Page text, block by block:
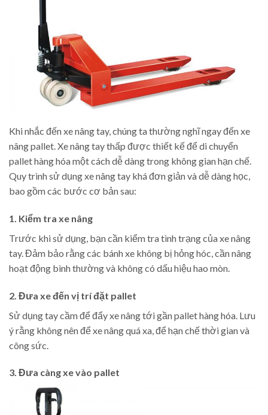
Khi nhắc đến xe nâng tay, chúng ta thường nghĩ ngay đến xe
nâng pallet. Xe nâng tay thấp được thiết kế để di chuyển
pallet hàng hóa một cách dễ dàng trong không gian hạn chế.
Quy trình sử dụng xe nâng tay khá đơn giản và dễ dàng học,
bao gồm các bước cơ bản sau:
1. Kiểm tra xe nâng
Trước khi sử dụng, bạn cần kiểm tra tình trạng của xe nâng
tay. Đảm bảo rằng các bánh xe không bị hỏng hóc, cần nâng
hoạt động bình thường và không có dấu hiệu hao mòn.
2. Đưa xe đến vị trí đặt pallet
Sử dụng tay cầm để đẩy xe nâng tới gần pallet hàng hóa. Lưu
ý rằng không nên để xe nâng quá xa, để hạn chế thời gian và
công sức.
3. Đưa càng xe vào pallet